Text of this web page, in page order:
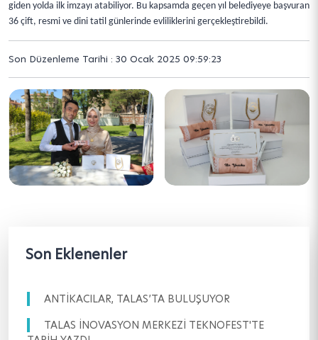
giden yolda ilk imzayı atabiliyor. Bu kapsamda geçen yıl belediyeye başvuran
36 çift, resmi ve dini tatil günlerinde evliliklerini gerçekleştirebildi.
Son Düzenleme Tarihi : 30 Ocak 2025 09:59:23
Son Eklenenler
ANTİKACILAR, TALAS’TA BULUŞUYOR
TALAS İNOVASYON MERKEZİ TEKNOFEST'TE